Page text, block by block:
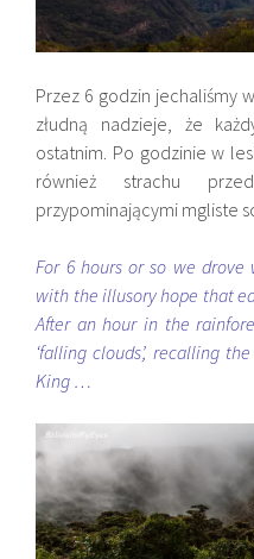
Przez 6 godzin jechaliśmy
złudną nadzieje, że
ostatnim. Po godzinie w
również strachu przed
przypominającymi mgliste
For 6 hours or so we drove
with the illusory hope that
After an hour in the
‘falling clouds’, recalling
King …